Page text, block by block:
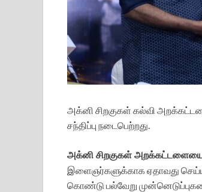
அக்னி சிறகுகள் கல்வி
சந்திப்பு நடைபெற்றது.
அக்னி சிறகுகள் அறக்கட்டளையை
இளைஞர்களுக்காக ஏதாவது
கொண்டு பல்வேறு